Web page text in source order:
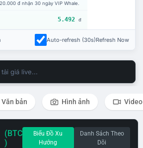
đ nhận 30 ngày VIP Whale.
5.492 đ
Auto-refresh (30s)Refresh Now
giá live...
Văn bản Hình ảnh Video
(BTC
)
Biểu Đồ Xu
Hướng
Danh Sách Theo
Dõi